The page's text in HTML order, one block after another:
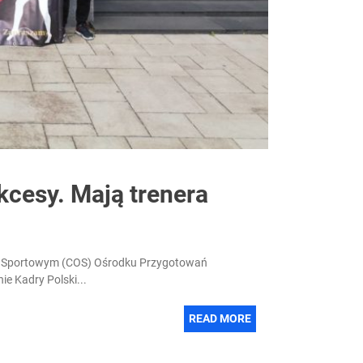
Mają trenera
(COS) Ośrodku Przygotowań
Kadry Polski...
READ MORE